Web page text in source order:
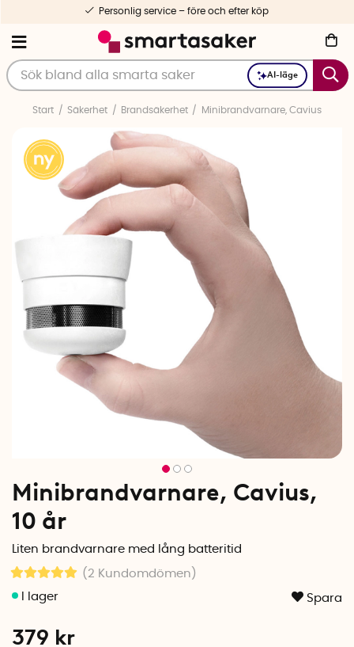
AI-läge
Personlig service – före och efter köp
Start Säkerhet Brandsäkerhet Minibrandvarnare, Cavius
Minibrandvarnare, Cavius,
10 år
Liten brandvarnare med lång batteritid
(2 Kundomdömen )
Spara
379 kr